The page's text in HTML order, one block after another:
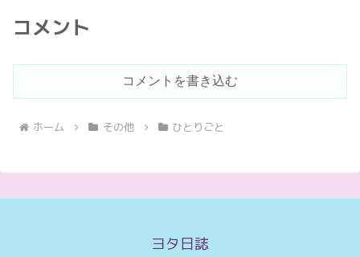
コメント
コメントを書き込む
ホーム その他 ひとりごと
ヨタ日誌